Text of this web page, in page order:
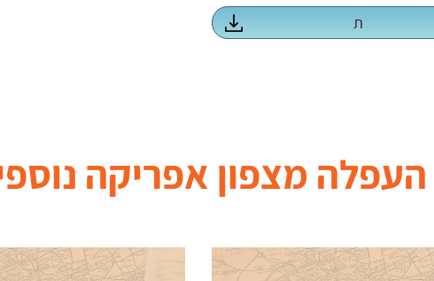
ת
העפלה מצפון אפריקה